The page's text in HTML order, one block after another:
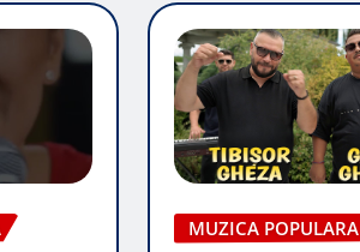
MUZICA POPULARA